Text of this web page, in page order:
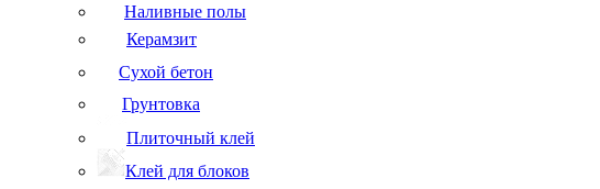
Наливные полы
Керамзит
Сухой бетон
Грунтовка
Плиточный клей
Клей для блоков